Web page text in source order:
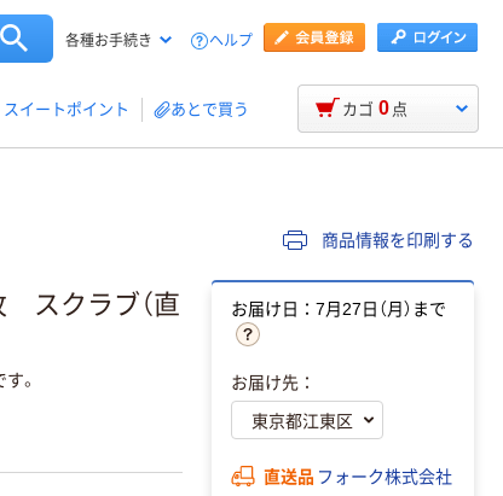
各種お手続き ヘルプ
スイートポイント あとで買う カゴ 0 点
商品情報を印刷する
スクラブ（直
。
お届け日：7月27日（月）まで
お届け先：
直送品 フォーク株式会社